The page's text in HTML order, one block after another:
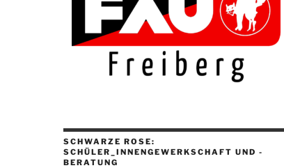
SCHWARZE ROSE:
SCHÜLER_INNENGEWERKSCHAFT UND -
BERATUNG